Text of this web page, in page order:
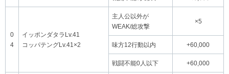
0
4
イッポンダタラLv.41
コッパテングLv.41×2
主人公以外が
WEAK/総攻撃
×5
味方12行動以内 +60,000
戦闘不能0人以下 +60,000